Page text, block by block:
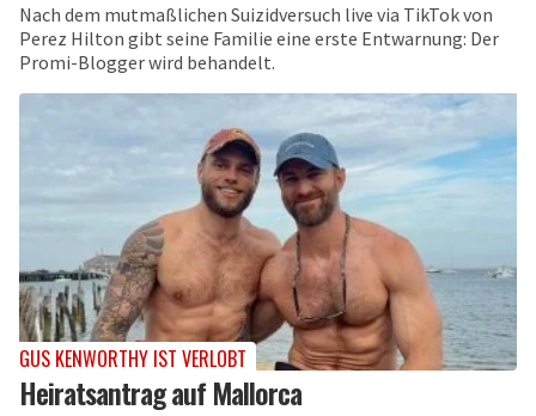
Nach dem mutmaßlichen Suizidversuch live via TikTok von
Perez Hilton gibt seine Familie eine erste Entwarnung: Der
Promi-Blogger wird behandelt.
GUS KENWORTHY IST VERLOBT
Heiratsantrag auf Mallorca